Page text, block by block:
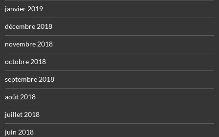
janvier 2019
décembre 2018
novembre 2018
octobre 2018
septembre 2018
août 2018
juillet 2018
juin 2018